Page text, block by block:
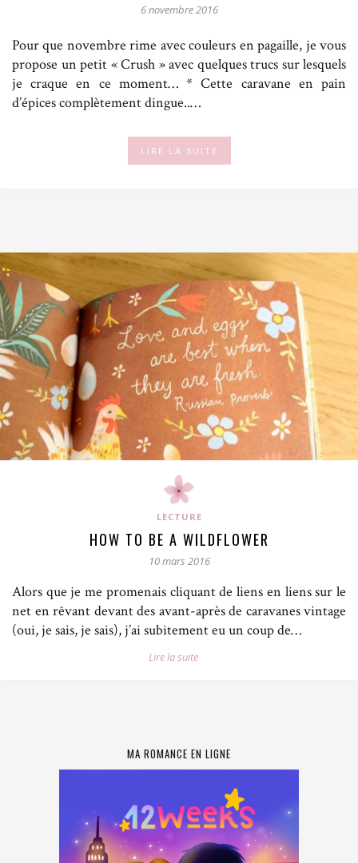
6 novembre 2016
Pour que novembre rime avec couleurs en pagaille, je vous
propose un petit « Crush » avec quelques trucs sur lesquels
je craque en ce moment… * Cette caravane en pain
d’épices complètement dingue..…
LIRE LA SUITE
LECTURE
HOW TO BE A WILDFLOWER
10 mars 2016
Alors que je me promenais cliquant de liens en liens sur le
net en rêvant devant des avant-après de caravanes vintage
(oui, je sais, je sais), j’ai subitement eu un coup de…
Lire la suite
MA ROMANCE EN LIGNE